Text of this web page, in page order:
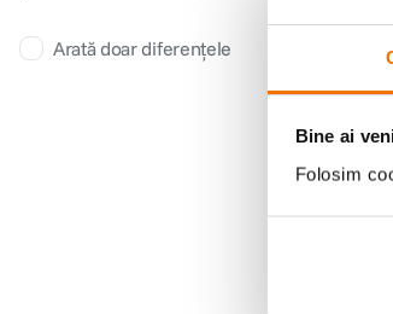
Bine ai
Folosim
Arată doar diferențele